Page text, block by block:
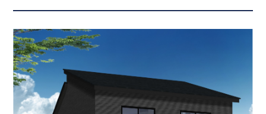
他詳細についてはお気軽にお尋ねください(*'▽') 会